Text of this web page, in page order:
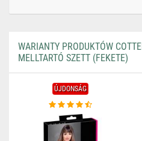
WARIANTY PRODUKTÓW
MELLTARTÓ SZETT (FEKETE)
ÚJDONSÁG